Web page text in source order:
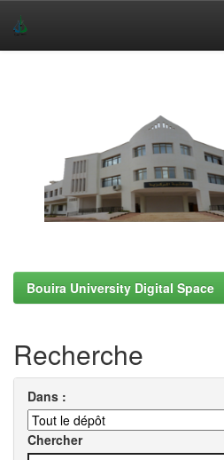
Bouira University Digital Space
Recherche
Dans :
Chercher